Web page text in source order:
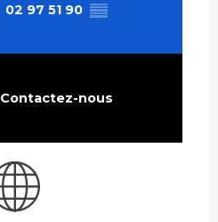
02 97 51 90 ▒▒
Contactez-nous